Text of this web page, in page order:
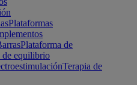
Plataformas
Plataforma de
de equilibrio
Terapia de